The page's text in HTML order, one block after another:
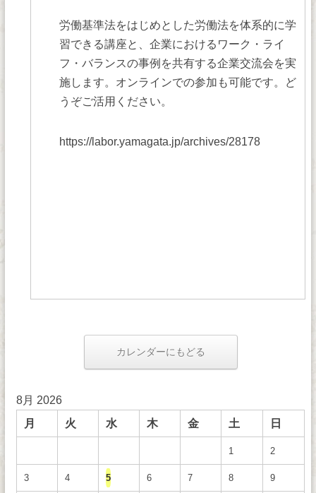
労働基準法をはじめとした労働法を体系的に学
習できる講座と、企業におけるワーク・ライ
フ・バランスの事例を共有する企業交流会を実
施します。オンラインでの参加も可能です。ど
うぞご活用ください。
https://labor.yamagata.jp/archives/28178
カレンダーにもどる
8月 2026
月
火 水 木 金 土 日
1 2
3 4 5 6 7 8 9